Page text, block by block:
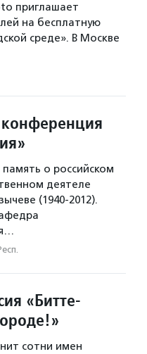
приглашает
на бесплатную
среде». В Москве
конференция
о российском
деятеле
(1940-2012).
«Битте-
сотни имен